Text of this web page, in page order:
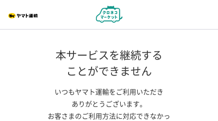
本サービスを継続する
ことができません
いつもヤマト運輸をご利用いただき
ありがとうございます。
お客さまのご利用方法に対応できなかっ